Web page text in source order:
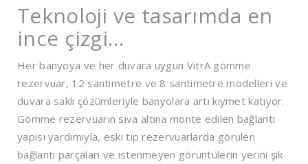
Teknoloji ve tasarımda en
ince çizgi…
Her banyoya ve her duvara uygun VitrA gömme
rezervuar, 12 santimetre ve 8 santimetre modelleri ve
duvara saklı çözümleriyle banyolara artı kıymet katıyor.
Gömme rezervuarın sıva altına monte edilen bağlantı
yapısı yardımıyla, eski tip rezervuarlarda görülen
bağlantı parçaları ve istenmeyen görüntülerin yerini şık